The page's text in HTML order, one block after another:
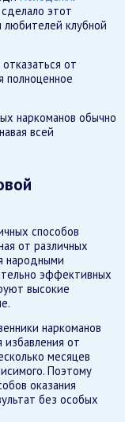
этот
любителей клубной
от
полноценное
наркоманов обычно
всей
способов
от различных
народными
эффективных
высокие
наркоманов
от
месяцев
Поэтому
оказания
без особых